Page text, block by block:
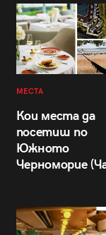
МЕСТА
Кои места да
посетиш по
Южното
Черноморие